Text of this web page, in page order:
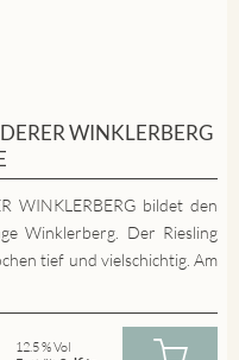
WINKLERBERG
WINKLERBERG bildet den
Winklerberg. Der Riesling
tief und vielschichtig. Am
12.5 % Vol